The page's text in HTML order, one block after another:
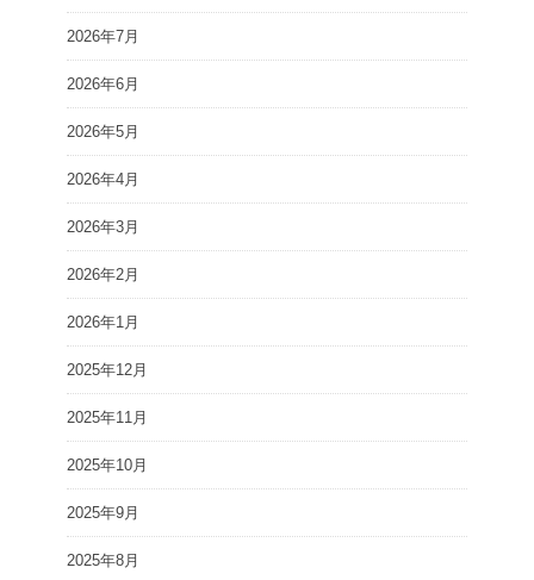
2026年7月
2026年6月
2026年5月
2026年4月
2026年3月
2026年2月
2026年1月
2025年12月
2025年11月
2025年10月
2025年9月
2025年8月